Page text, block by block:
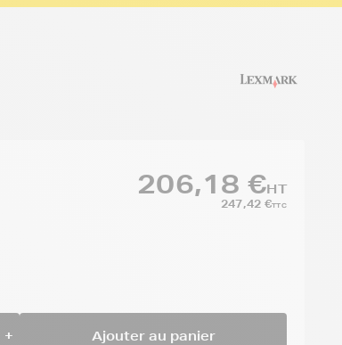
206,18 €HT
247,42 €TTC
+ Ajouter au panier